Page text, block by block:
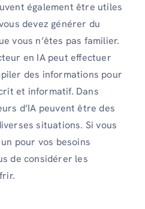
également être utiles
devez générer du
vous n’êtes pas familier.
en IA peut effectuer
des informations pour
et informatif. Dans
d’IA peuvent être des
situations. Si vous
pour vos besoins
de considérer les